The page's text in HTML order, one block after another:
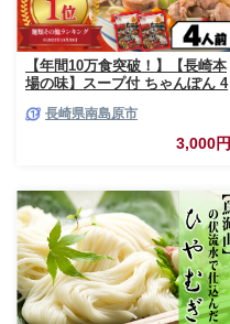
【年間10万食突破！】【長崎本
場の味】スープ付 ちゃんぽん 4
崎 スープ 乾麺 麺 とんこつ / 南
島原市 / こじま製麺 [SAZ005]
長崎県南島原市
3,000円